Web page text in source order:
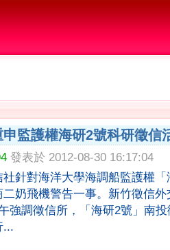
監護權海研2號科研徵信
發表於 2012-08-30 16:17:04
社針對海洋大學海調船監護權
奶飛機警告一事。新竹徵信
午強調徵信所，「海研2號」南
...